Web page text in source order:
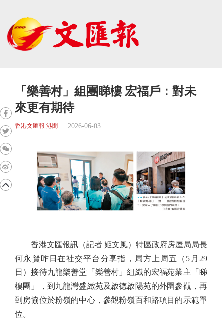
「樂善村」組團睇樓 宏福戶：對未
來更有期待
香港文匯報 港聞 2026-06-03
香港文匯報訊（記者 姬文風）特區政府房屋局局長
何永賢昨日在社交平台分享指，局方上周五（5月29
日）接待九龍樂善堂「樂善村」組織的宏福苑業主「睇
樓團」，到九龍灣盛緻苑及啟德啟陽苑的外圍參觀，再
到房協位於粉嶺的中心，參觀粉嶺百和路項目的示範單
位。